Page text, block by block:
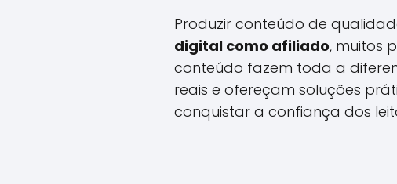
Produzir conteúdo de
digital como afiliado, muitos
conteúdo fazem toda a
reais e ofereçam soluções
conquistar a confiança dos